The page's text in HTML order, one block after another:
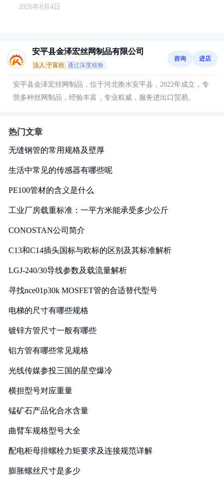
2026年8月4日
安平县金泽宏丝网制品有限公司
法人:于富欣 通过深度核验
咨询 进店
安平县金泽宏丝网制品，位于河北衡水安平县，2022年成立，专
营多种丝网制品，经验丰富，专业权威，服务进出口贸易。
热门文章
无缝钢管的常用规格及壁厚
生活中常见的传感器有哪些呢
PE100管材的含义是什么
工业厂房载重标准：一平方米能承受多少公斤
CONOSTAN公司简介
C13和C14插头国标与欧标的区别及其标准解析
LGJ-240/30导线参数及载流量解析
寻找nce01p30k MOSFET管的合适替代型号
电梯的尺寸有哪些规格
镀锌方管尺寸一般有哪些
铝方管有哪些常见规格
光线传媒参投三国的星空爆冷
横担型号对应重量
锰矿石产品化合水含量
曲臂车规格型号大全
配电柜母排螺栓力矩要求及连接规范详解
膨胀螺丝尺寸是多少